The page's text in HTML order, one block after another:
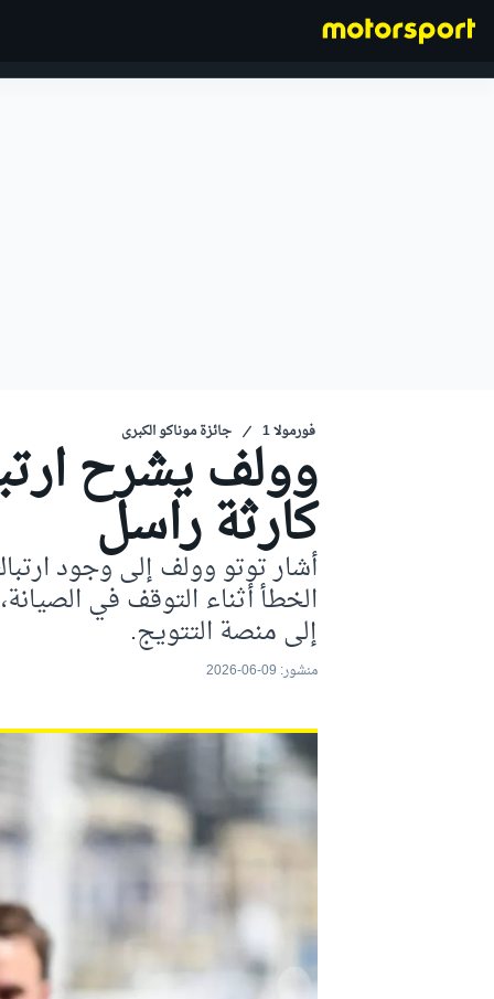
موتو جي بي
فورمولا إي
فورمولا 1 جائزة موناكو الكبرى
وولف يشرح
كارثة راسل
أشار توتو وولف إلى وجود
الخطأ أثناء التوقف في
إلى منصة التتويج.
منشور: 09-06-2026